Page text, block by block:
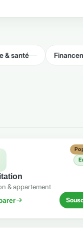
& santé
& appartement